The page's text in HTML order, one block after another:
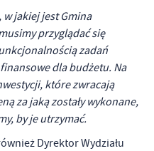
jakiej jest Gmina
przyglądać się
zadań
dla budżetu. Na
które zwracają
za jaką zostały wykonane,
by je utrzymać.
Dyrektor Wydziału